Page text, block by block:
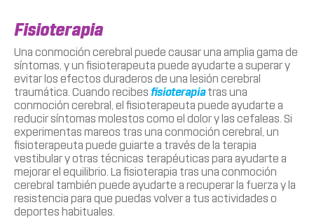
Fisioterapia
Una conmoción cerebral puede causar una amplia gama de
síntomas, y un fisioterapeuta puede ayudarte a superar y
evitar los efectos duraderos de una lesión cerebral
traumática. Cuando recibes fisioterapiatras una
conmoción cerebral, el fisioterapeuta puede ayudarte a
reducir síntomas molestos como el dolor y las cefaleas. Si
experimentas mareos tras una conmoción cerebral, un
fisioterapeuta puede guiarte a través de la terapia
vestibular y otras técnicas terapéuticas para ayudarte a
mejorar el equilibrio. La fisioterapia tras una conmoción
cerebral también puede ayudarte a recuperar la fuerza y la
resistencia para que puedas volver a tus actividades o
deportes habituales.